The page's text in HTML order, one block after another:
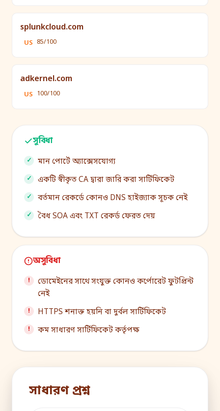
splunkcloud.com
US 85/100
adkernel.com
US 100/100
সুবিধা
মান পোর্টে অ্যাক্সেসযোগ্য
একটি স্বীকৃত CA দ্বারা জারি করা সার্টিফিকেট
বর্তমান রেকর্ডে কোনও DNS হাইজ্যাক সূচক নেই
বৈধ SOA এবং TXT রেকর্ড ফেরত দেয়
অসুবিধা
ডোমেইনের সাথে সংযুক্ত কোনও কর্পোরেট ফুটপ্রিন্ট
নেই
HTTPS শনাক্ত হয়নি বা দুর্বল সার্টিফিকেট
কম সাধারণ সার্টিফিকেট কর্তৃপক্ষ
সাধারণ প্রশ্ন